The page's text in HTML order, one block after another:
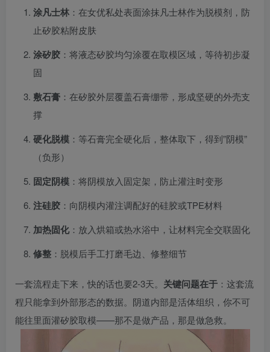
涂凡士林 ：在女优私处表面涂抹凡士林作为脱模剂，防
止矽胶粘附皮肤
涂矽胶 ：将液态矽胶均匀涂覆在取模区域，等待初步凝
固
敷石膏 ：在矽胶外层覆盖石膏绷带，形成坚硬的外壳支
撑
硬化脱模 ：等石膏完全硬化后，整体取下，得到”阴模”
（负形）
固定阴模 ：将阴模放入固定架，防止灌注时变形
注硅胶 ：向阴模内灌注调配好的硅胶或TPE材料
加热固化：放入烘箱或热水浴中，让材料完全交联固化
修整 ：脱模后手工打磨毛边、修整细节
一套流程走下来，快的话也要2-3天。 关键问题在于 ：这套流
程只能拿到外部形态的数据。阴道内部是活体组织，你不可
能往里面灌矽胶取模——那不是做产品，那是做急救。